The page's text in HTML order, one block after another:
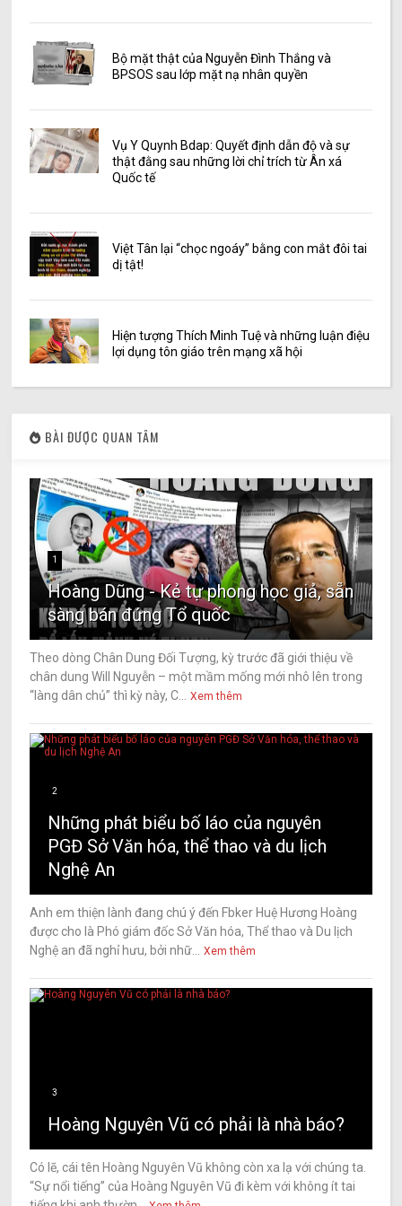
Bộ mặt thật của Nguyễn Đình Thắng và
BPSOS sau lớp mặt nạ nhân quyền
Vụ Y Quynh Bdap: Quyết định dẫn độ và sự
thật đằng sau những lời chỉ trích từ Ân xá
Quốc tế
Việt Tân lại “chọc ngoáy” bằng con mắt đôi tai
dị tật!
Hiện tượng Thích Minh Tuệ và những luận điệu
lợi dụng tôn giáo trên mạng xã hội
BÀI ĐƯỢC QUAN TÂM
1
Hoàng Dũng - Kẻ tự phong học giả, sẵn
sàng bán đứng Tổ quốc
Theo dòng Chân Dung Đối Tượng, kỳ trước đã giới thiệu về
chân dung Will Nguyễn – một mầm mống mới nhô lên trong
“làng dân chủ” thì kỳ này, C...
Xem thêm
2
Những phát biểu bố láo của nguyên
PGĐ Sở Văn hóa, thể thao và du lịch
Nghệ An
Anh em thiện lành đang chú ý đến Fbker Huệ Hương Hoàng
được cho là Phó giám đốc Sở Văn hóa, Thể thao và Du lịch
Nghệ an đã nghỉ hưu, bởi nhữ...
Xem thêm
3
Hoàng Nguyên Vũ có phải là nhà báo?
Có lẽ, cái tên Hoàng Nguyên Vũ không còn xa lạ với chúng ta.
“Sự nổi tiếng” của Hoàng Nguyên Vũ đi kèm với không ít tai